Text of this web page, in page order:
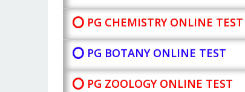
⭕ PG CHEMISTRY ONLINE TEST
⭕ PG BOTANYONLINE TEST
⭕ PG ZOOLOGY ONLINE TEST